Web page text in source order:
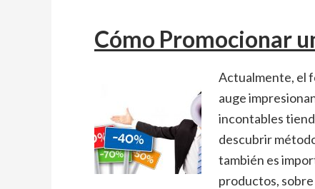
Cómo Promocionar
Actualmente, el
auge
incontables
descubrir
también es
productos,